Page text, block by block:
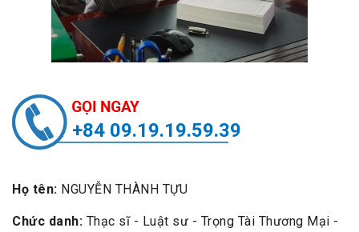
+84 09.19.19.59.39
Họ tên: NGUYỄN THÀNH TỰU
Chức danh: Thạc sĩ - Luật sư - Trọng Tài Thương Mại -